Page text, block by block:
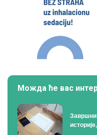
Можда ће вас
Завршни